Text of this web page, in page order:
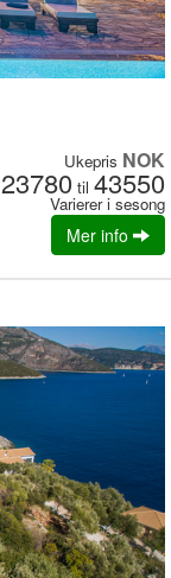
Ukepris NOK
23780 til 43550
Varierer i sesong
Mer info